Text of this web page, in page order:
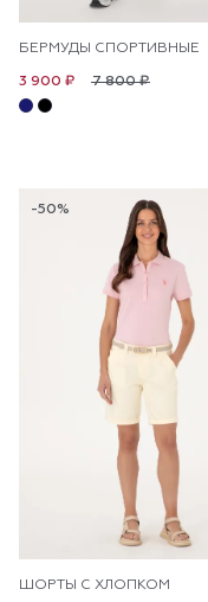
БЕРМУДЫ СПОРТИВНЫЕ
7 800 ₽
3 900 ₽
-50%
ШОРТЫ С ХЛОПКОМ